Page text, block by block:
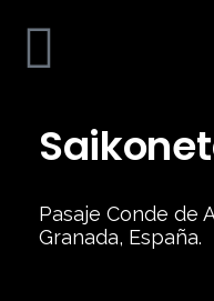
Pasaje Conde de
Granada, España.